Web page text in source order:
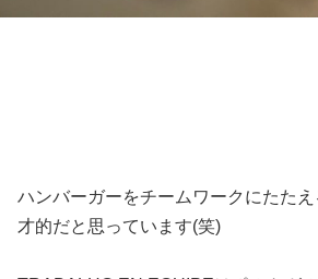
ハンバーガーをチームワークにたた
才的だと思っています(笑)